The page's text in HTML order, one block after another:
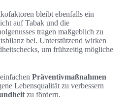
bleibt ebenfalls ein
auf Tabak und die
tragen maßgeblich zu
bei. Unterstützend wirken
um frühzeitig mögliche
Präventivmaßnahmen
Lebensqualität zu verbessern
zu fördern.